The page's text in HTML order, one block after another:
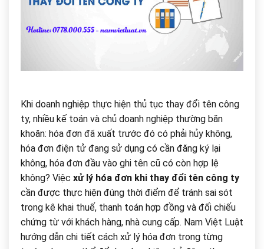
Khi doanh nghiệp thực hiện thủ tục thay đổi tên công
ty, nhiều kế toán và chủ doanh nghiệp thường băn
khoăn: hóa đơn đã xuất trước đó có phải hủy không,
hóa đơn điện tử đang sử dụng có cần đăng ký lại
không, hóa đơn đầu vào ghi tên cũ có còn hợp lệ
không? Việc xử lý hóa đơn khi thay đổi tên công ty
cần được thực hiện đúng thời điểm để tránh sai sót
trong kê khai thuế, thanh toán hợp đồng và đối chiếu
chứng từ với khách hàng, nhà cung cấp. Nam Việt Luật
hướng dẫn chi tiết cách xử lý hóa đơn trong từng